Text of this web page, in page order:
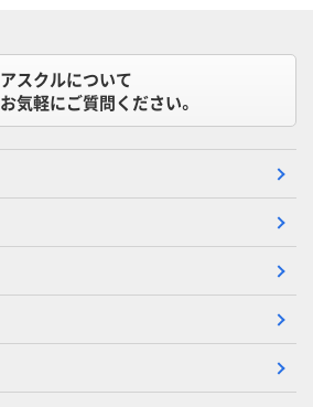
アスクルについて
お気軽にご質問ください。